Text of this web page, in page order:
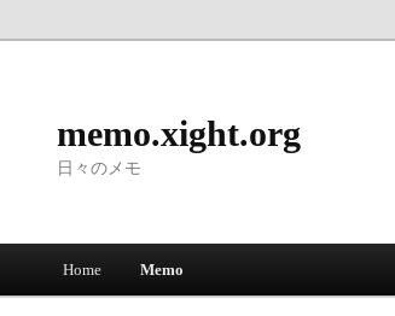
memo.xight.org
日々のメモ
Skip to primary content
Skip to secondary content
Home Memo